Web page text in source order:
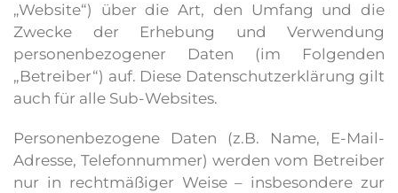
„Website“) über die Art, den Umfang und die
Zwecke der Erhebung und Verwendung
personenbezogener Daten (im Folgenden
„Betreiber“) auf. Diese Datenschutzerklärung gilt
auch für alle Sub-Websites.
Personenbezogene Daten (z.B. Name, E-Mail-
Adresse, Telefonnummer) werden vom Betreiber
nur in rechtmäßiger Weise – insbesondere zur